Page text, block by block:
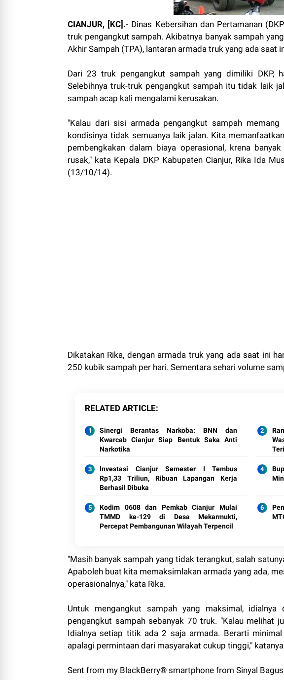
CIANJUR, [KC].- Dinas Kebersihan dan Pertamanan
truk pengangkut sampah. Akibatnya banyak sampah
Akhir Sampah (TPA), lantaran armada truk yang ada saat
Dari 23 truk pengangkut sampah yang dimiliki DKP,
Selebihnya truk-truk pengangkut sampah itu tidak laik
sampah acap kali mengalami kerusakan.
"Kalau dari sisi armada pengangkut sampah
kondisinya tidak semuanya laik jalan. Kita
pembengkakan dalam biaya operasional, krena
rusak," kata Kepala DKP Kabupaten Cianjur, Rika Ida
(13/10/14).
Dikatakan Rika, dengan armada truk yang ada saat ini
250 kubik sampah per hari. Sementara sehari volume
RELATED ARTICLE
Sinergi Berantas Narkoba: BNN dan
Kwarcab Cianjur Siap Bentuk Saka Anti
Narkotika
Investasi Cianjur Semester I Tembus
Rp1,33 Triliun, Ribuan Lapangan Kerja
Berhasil Dibuka
Kodim 0608 dan Pemkab Cianjur Mulai
TMMD ke-129 di Desa Mekarmukti,
Percepat Pembangunan Wilayah Terpencil
"Masih banyak sampah yang tidak terangkut, salah
Apaboleh buat kita memaksimlakan armada yang ada,
operasionalnya," kata Rika.
Untuk mengangkut sampah yang maksimal,
pengangkut sampah sebanyak 70 truk. "Kalau melihat
Idialnya setiap titik ada 2 saja armada. Berarti
apalagi permintaan dari masyarakat cukup tinggi,"
Sent from my BlackBerry® smartphone from Sinyal Bagus